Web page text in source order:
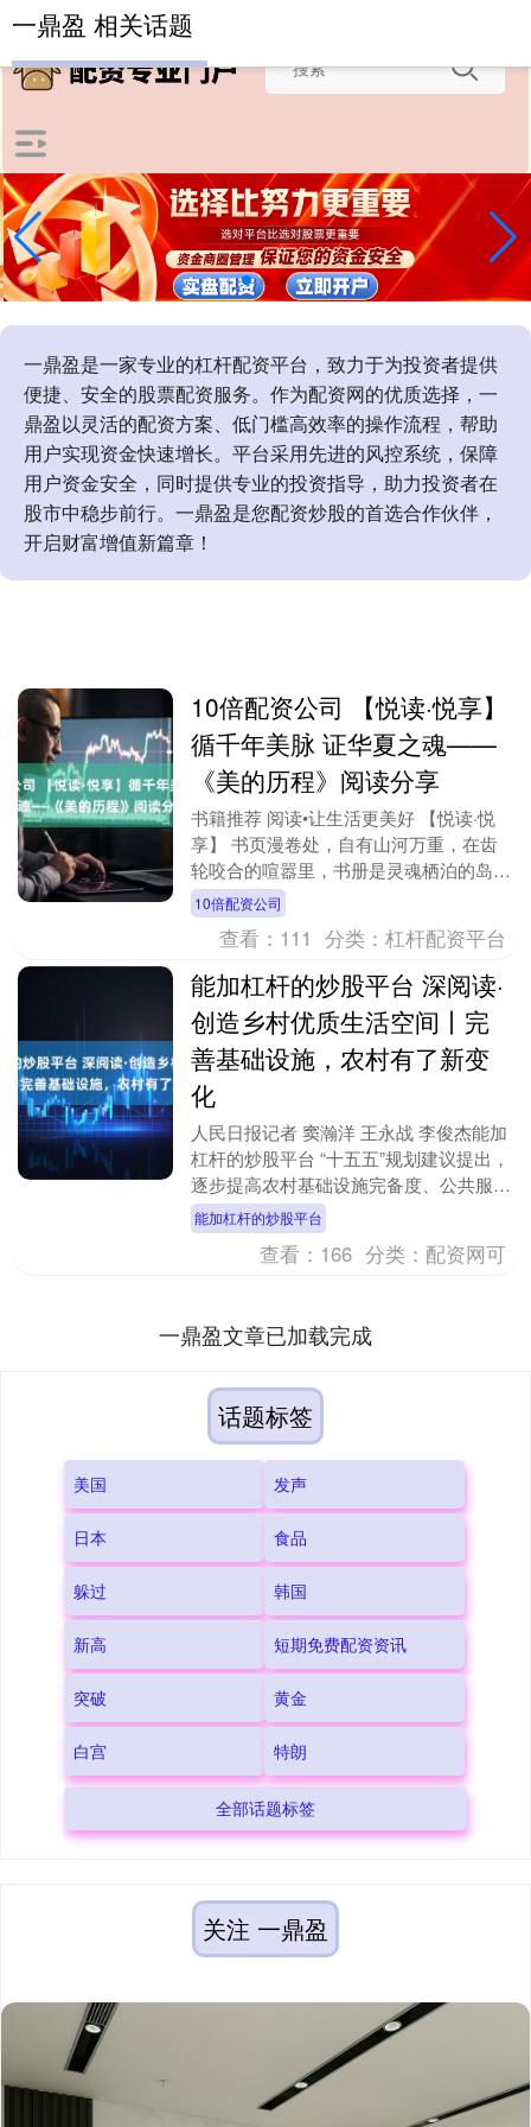
一鼎盈是一家专业的杠杆配资平台，致力于为投资者提供
便捷、安全的股票配资服务。作为配资网的优质选择，一
鼎盈以灵活的配资方案、低门槛高效率的操作流程，帮助
用户实现资金快速增长。平台采用先进的风控系统，保障
用户资金安全，同时提供专业的投资指导，助力投资者在
股市中稳步前行。一鼎盈是您配资炒股的首选合作伙伴，
开启财富增值新篇章！
一鼎盈 相关话题
10倍配资公司 【悦读·悦享】
循千年美脉 证华夏之魂——
《美的历程》阅读分享
书籍推荐 阅读•让生活更美好 【悦读·悦
享】 书页漫卷处，自有山河万重，在齿
轮咬合的喧嚣里，书册是灵魂栖泊的岛
屿。思想的丰盈从不囿于工位方寸，当铅
字在指尖淬砺成....
10倍配资公司
查看： 111 分类：杠杆配资平台
能加杠杆的炒股平台 深阅读·
创造乡村优质生活空间丨完
善基础设施，农村有了新变
化
人民日报记者 窦瀚洋 王永战 李俊杰能加
杠杆的炒股平台 “十五五”规划建议提出，
逐步提高农村基础设施完备度、公共服务
便利度、人居环境舒适度。协同推进县域
国土空间....
能加杠杆的炒股平台
查看： 166 分类： 配资网可
一鼎盈文章已加载完成
话题标签
美国 发声
日本 食品
躲过 韩国
新高 短期免费配资资讯
突破 黄金
白宫 特朗
全部话题标签
关注 一鼎盈